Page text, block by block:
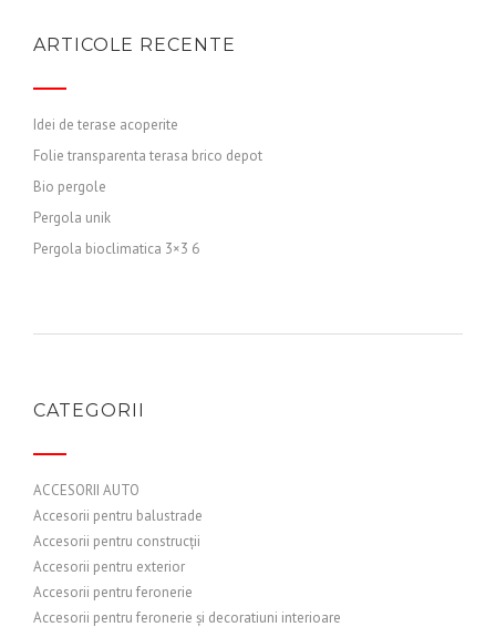
ARTICOLE RECENTE
Idei de terase acoperite
Folie transparenta terasa brico depot
Bio pergole
Pergola unik
Pergola bioclimatica 3×3 6
CATEGORII
ACCESORII AUTO
Accesorii pentru balustrade
Accesorii pentru construcții
Accesorii pentru exterior
Accesorii pentru feronerie
Accesorii pentru feronerie și decoratiuni interioare